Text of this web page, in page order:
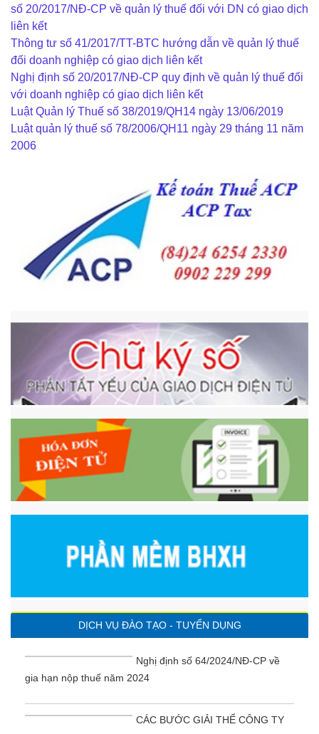
số 20/2017/NĐ-CP về quản lý thuế đối với DN có giao dịch
liên kết
Thông tư số 41/2017/TT-BTC hướng dẫn về quản lý thuế
đối doanh nghiệp có giao dịch liên kết
Nghị định số 20/2017/NĐ-CP quy định về quản lý thuế đối
với doanh nghiệp có giao dịch liên kết
Luật Quản lý Thuế số 38/2019/QH14 ngày 13/06/2019
Luật quản lý thuế số 78/2006/QH11 ngày 29 tháng 11 năm
2006
DỊCH VỤ ĐÀO TẠO - TUYỂN DỤNG
Nghị định số 64/2024/NĐ-CP về
gia hạn nộp thuế năm 2024
CÁC BƯỚC GIẢI THỂ CÔNG TY